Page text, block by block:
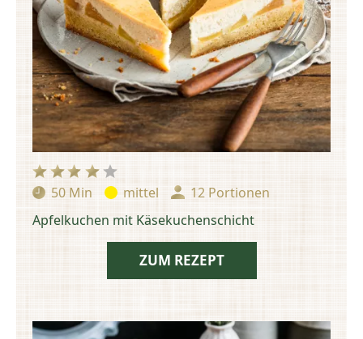
Zubereitungszeit:
50 Min Schwierigkeit:
mittel Portionen:
12 Portionen
Apfelkuchen mit Käsekuchenschicht
ZUM REZEPT